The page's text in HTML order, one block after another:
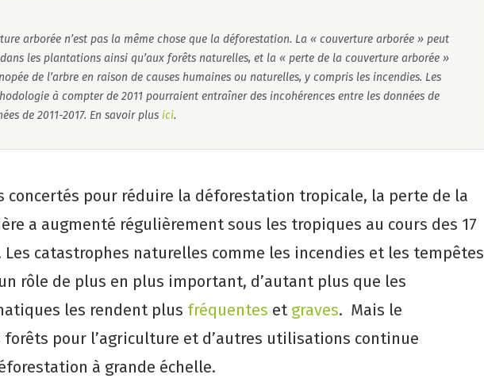
arborée n’est pas la même chose que la déforestation. La « couverture arborée » peut
les plantations ainsi qu’aux forêts naturelles, et la « perte de la couverture arborée »
de l’arbre en raison de causes humaines ou naturelles, y compris les incendies. Les
à compter de 2011 pourraient entraîner des incohérences entre les données de
de 2011-2017. En savoir plus ici.
concertés pour réduire la déforestation tropicale, la perte de la
a augmenté régulièrement sous les tropiques au cours des 17
Les catastrophes naturelles comme les incendies et les tempêtes
rôle de plus en plus important, d’autant plus que les
les rendent plus fréquentes et graves. Mais le
pour l’agriculture et d’autres utilisations continue
à grande échelle.